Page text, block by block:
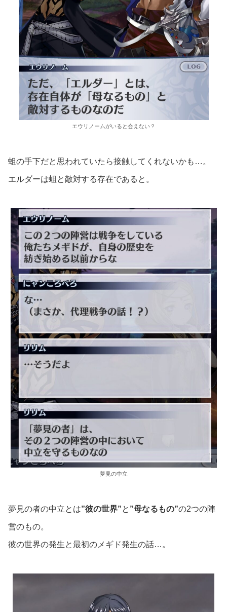
エウリノームがいると会えない？
蛆の手下だと思われていたら接触してくれないかも…。
エルダーは蛆と敵対する存在であると。
夢見の中立
夢見の者の中立とは”彼の世界”と ”母なるもの”の2つの陣
営のもの。
彼の世界の発生と最初のメギド発生の話…。